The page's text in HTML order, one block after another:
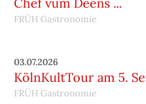
FRÜH Gastronomie
03.07.2026
KölnKultTour am 5.
FRÜH Gastronomie